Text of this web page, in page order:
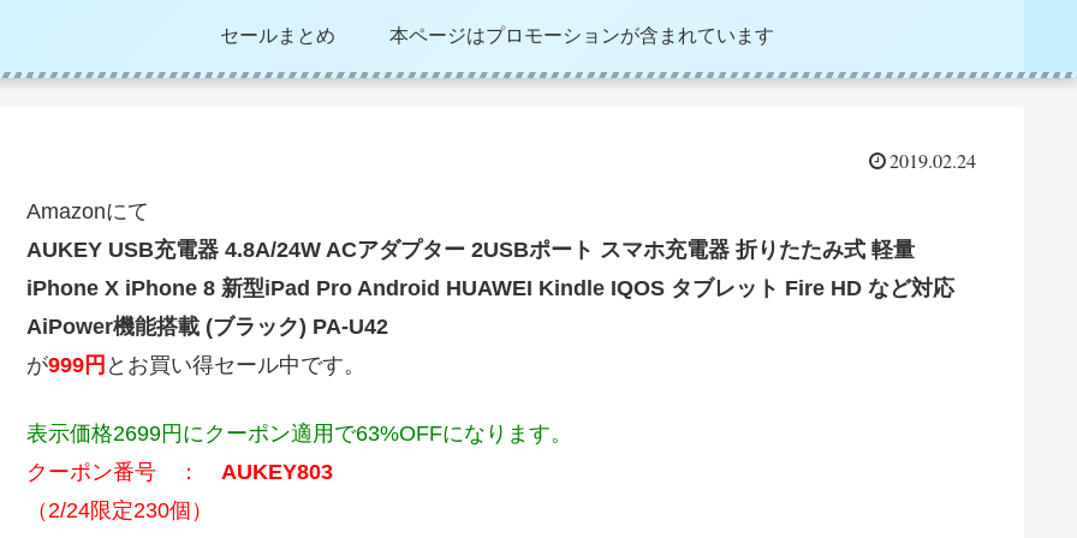
セールまとめ 本ページはプロモーションが含まれています
2019.02.24
Amazonにて
AUKEY USB充電器 4.8A/24W ACアダプター 2USBポート スマホ充電器 折りたたみ式 軽量
iPhone X iPhone 8 新型iPad Pro Android HUAWEI Kindle IQOS タブレット Fire HD など対応
AiPower機能搭載 (ブラック) PA-U42
が999円 とお買い得セール中です。
表示価格2699円にクーポン適用で63%OFFになります。
クーポン番号 ： AUKEY803
（2/24限定230個）